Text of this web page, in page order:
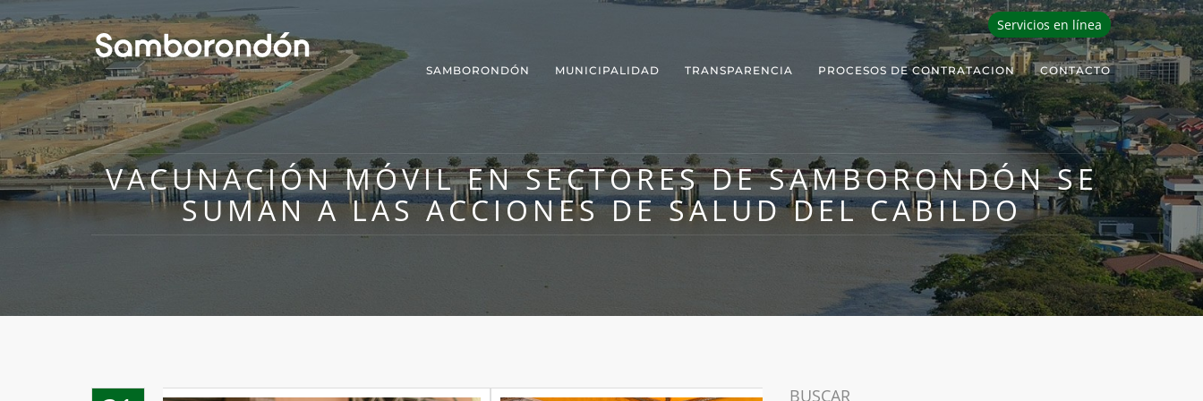
Servicios en línea
SAMBORONDÓN MUNICIPALIDAD TRANSPARENCIA PROCESOS DE CONTRATACION CONTACTO
VACUNACIÓN MÓVIL EN SECTORES DE SAMBORONDÓN SE
SUMAN A LAS ACCIONES DE SALUD DEL CABILDO
BUSCAR